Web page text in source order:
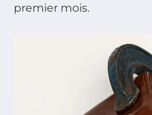
premier mois.